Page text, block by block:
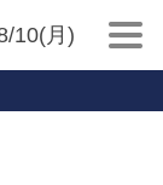
10(月)